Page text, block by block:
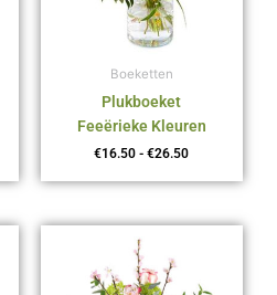
Boeketten
Plukboeket
Feeërieke Kleuren
€16.50 - €26.50
€27.50